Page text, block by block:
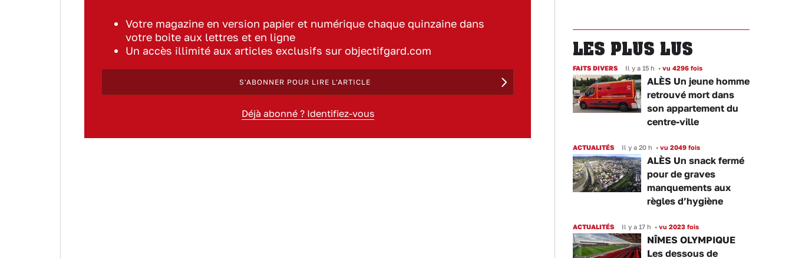
Votre magazine en version papier et numérique chaque quinzaine dans
votre boite aux lettres et en ligne
Un accès illimité aux articles exclusifs sur objectifgard.com
S'ABONNER POUR LIRE L'ARTICLE
Déjà abonné ? Identifiez-vous
LES PLUS LUS
FAITS DIVERS Il y a 15 h • vu 4296 fois
ALÈS Un jeune homme
retrouvé mort dans
son appartement du
centre-ville
ACTUALITÉS Il y a 20 h • vu 2049 fois
ALÈS Un snack fermé
pour de graves
manquements aux
règles d’hygiène
ACTUALITÉS Il y a 17 h • vu 2023 fois
NÎMES OLYMPIQUE
Les dessous de